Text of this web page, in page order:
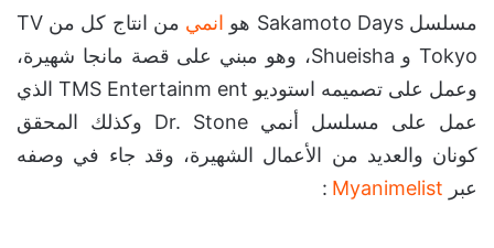
مسلسل Sakamoto Days هو انمي
من انتاج كل من TV
Tokyo و Shueisha، وهو مبني على قصة مانجا شهيرة،
وعمل على تصميمه استوديو TMS Entertainm ent الذي
عمل على مسلسل أنمي Dr. Stone وكذلك المحقق
كونان والعديد من الأعمال الشهيرة، وقد جاء في وصفه
عبر Myanimelist
: